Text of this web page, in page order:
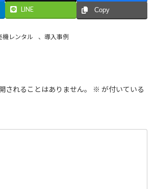
LINE Copy
機レンタル 、 導入事例
されることはありません。 ※ が付いている